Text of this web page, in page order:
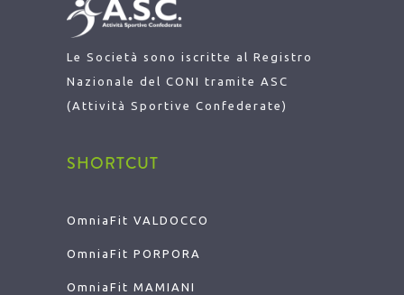
Le Società sono iscritte al Registro
Nazionale del CONI tramite ASC
(Attività Sportive Confederate)
SHORTCUT
OmniaFit VALDOCCO
OmniaFit PORPORA
OmniaFit MAMIANI